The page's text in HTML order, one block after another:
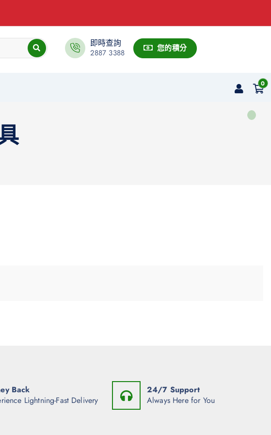
即時查詢
2887 3388 您的積分
0
Back
Lightning-Fast Delivery
24/7 Support
Always Here for You